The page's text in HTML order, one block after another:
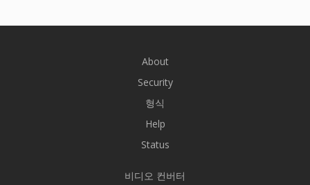
About
Security
형식
Help
Status
비디오 컨버터